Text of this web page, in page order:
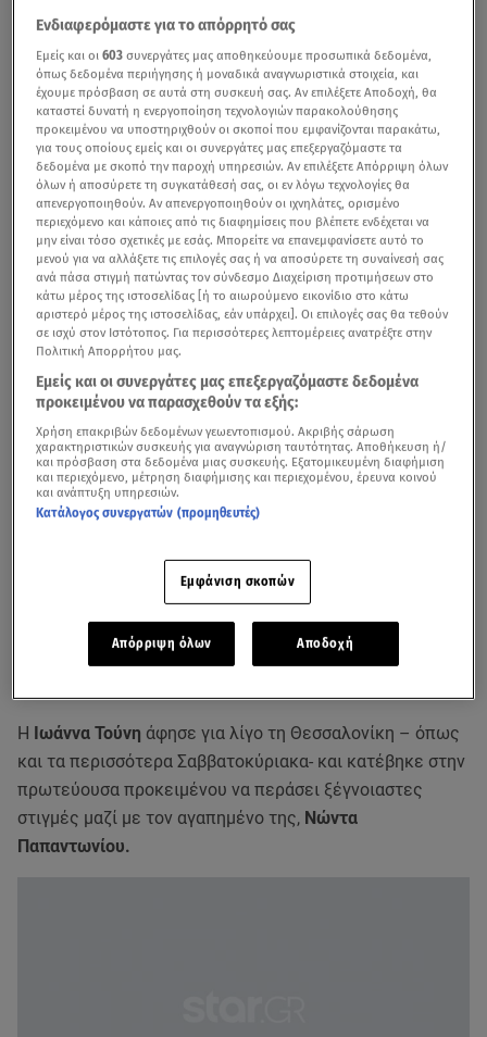
Η Ιωάννα Τούνη άφησε για λίγο τη Θεσσαλονίκη – όπως
και τα περισσότερα Σαββατοκύριακα- και κατέβηκε στην
πρωτεύουσα προκειμένου να περάσει ξέγνοιαστες
στιγμές μαζί με τον αγαπημένο της, Νώντα
Παπαντωνίου.
Ενδιαφερόμαστε για το απόρρητό σας
Εμείς και οι603 συνεργάτες μας αποθηκεύουμε προσωπικά δεδομένα,
όπως δεδομένα περιήγησης ή μοναδικά αναγνωριστικά στοιχεία, και
έχουμε πρόσβαση σε αυτά στη συσκευή σας. Αν επιλέξετε Αποδοχή, θα
καταστεί δυνατή η ενεργοποίηση τεχνολογιών παρακολούθησης
προκειμένου να υποστηριχθούν οι σκοποί που εμφανίζονται παρακάτω,
για τους οποίους εμείς και οι συνεργάτες μας επεξεργαζόμαστε τα
δεδομένα με σκοπό την παροχή υπηρεσιών. Αν επιλέξετε Απόρριψη όλων
όλων ή αποσύρετε τη συγκατάθεσή σας, οι εν λόγω τεχνολογίες θα
απενεργοποιηθούν. Αν απενεργοποιηθούν οι ιχνηλάτες, ορισμένο
περιεχόμενο και κάποιες από τις διαφημίσεις που βλέπετε ενδέχεται να
μην είναι τόσο σχετικές με εσάς. Μπορείτε να επανεμφανίσετε αυτό το
μενού για να αλλάξετε τις επιλογές σας ή να αποσύρετε τη συναίνεσή σας
ανά πάσα στιγμή πατώντας τον σύνδεσμο Διαχείριση προτιμήσεων στο
κάτω μέρος της ιστοσελίδας [ή το αιωρούμενο εικονίδιο στο κάτω
αριστερό μέρος της ιστοσελίδας, εάν υπάρχει]. Οι επιλογές σας θα τεθούν
σε ισχύ στον Ιστότοπος. Για περισσότερες λεπτομέρειες ανατρέξτε στην
Πολιτική Απορρήτου μας.
Εμείς και οι συνεργάτες μας επεξεργαζόμαστε δεδομένα
προκειμένου να παρασχεθούν τα εξής:
Χρήση επακριβών δεδομένων γεωεντοπισμού. Ακριβής σάρωση
χαρακτηριστικών συσκευής για αναγνώριση ταυτότητας. Αποθήκευση ή/
και πρόσβαση στα δεδομένα μιας συσκευής. Εξατομικευμένη διαφήμιση
και περιεχόμενο, μέτρηση διαφήμισης και περιεχομένου, έρευνα κοινού
και ανάπτυξη υπηρεσιών.
Κατάλογος συνεργατών (προμηθευτές)
Εμφάνιση σκοπών
Απόρριψη όλων Αποδοχή